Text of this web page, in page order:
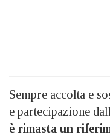
Sempre accolta e
e partecipazione
è rimasta un